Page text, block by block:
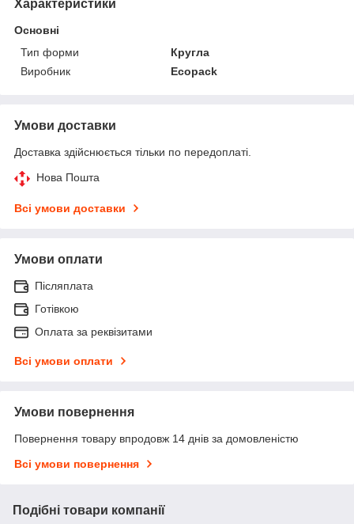
Характеристики
Основні
Тип форми
Кругла
Виробник
Ecopack
Умови доставки
Доставка здійснюється тільки по передоплаті.
Нова Пошта
Всі умови доставки
Умови оплати
Післяплата
Готівкою
Оплата за реквізитами
Всі умови оплати
Умови повернення
Повернення товару впродовж 14 днів за домовленістю
Всі умови повернення
Подібні товари компанії